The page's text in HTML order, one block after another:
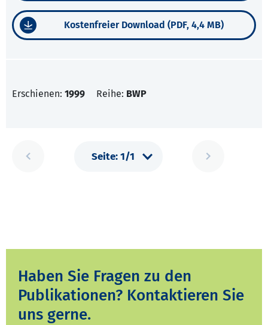
Kostenfreier Download (PDF, 4,4 MB)
Erschienen: 1999 Reihe: BWP
Haben Sie Fragen zu den
Publikationen? Kontaktieren Sie
uns gerne.